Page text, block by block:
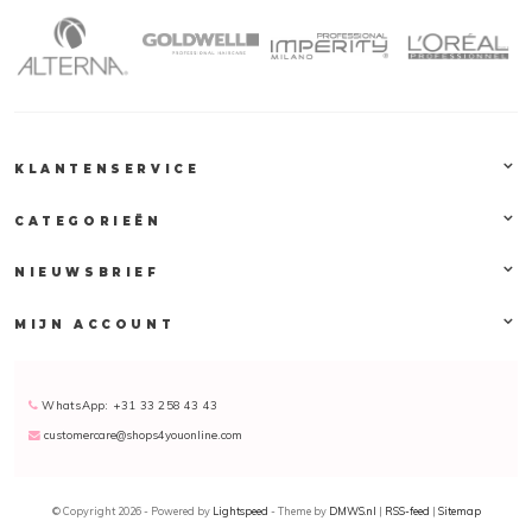
KLANTENSERVICE
CATEGORIEËN
NIEUWSBRIEF
MIJN ACCOUNT
WhatsApp: +31 33 258 43 43
customercare@shops4youonline.com
© Copyright 2026 - Powered by Lightspeed - Theme by DMWS.nl | RSS-feed | Sitemap